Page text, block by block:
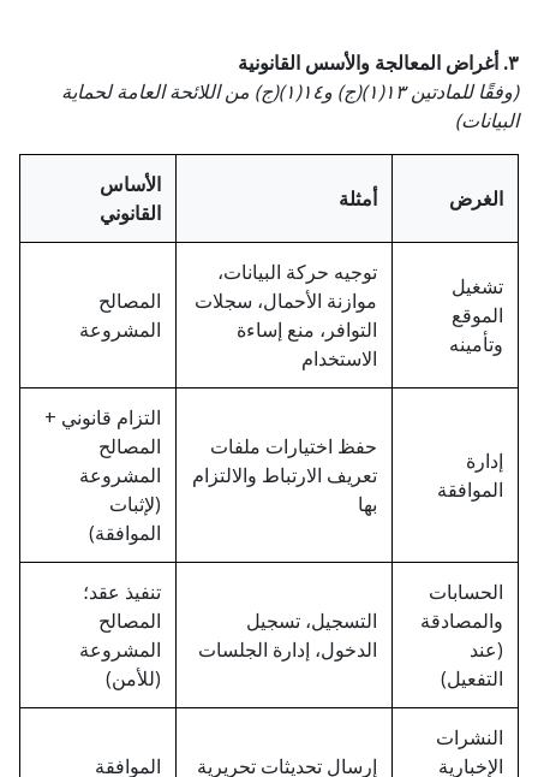
٣. أغراض المعالجة والأسس القانونية
(وفقًا للمادتين ١٣(١)(ج) و١٤(١)(ج) من اللائحة العامة لحماية
البيانات)
الغرض أمثلة
الأساس
القانوني
تشغيل
الموقع
وتأمينه
توجيه حركة البيانات،
موازنة الأحمال، سجلات
التوافر، منع إساءة
الاستخدام
المصالح
المشروعة
إدارة
الموافقة
حفظ اختيارات ملفات
تعريف الارتباط والالتزام
بها
التزام قانوني +
المصالح
المشروعة
(لإثبات
الموافقة)
الحسابات
والمصادقة
(عند
التفعيل)
التسجيل، تسجيل
الدخول، إدارة الجلسات
تنفيذ عقد؛
المصالح
المشروعة
(للأمن)
النشرات
الإخبارية
إرسال تحديثات تحريرية الموافقة